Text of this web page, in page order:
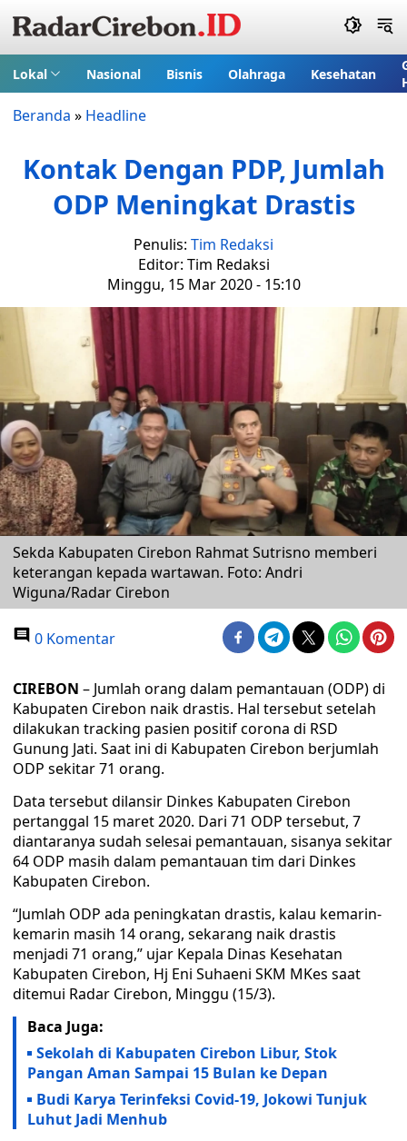
Lokal Nasional Bisnis Olahraga Kesehatan
Beranda » Headline
Kontak Dengan PDP, Jumlah
ODP Meningkat Drastis
Penulis: Tim Redaksi
Editor: Tim Redaksi
Minggu, 15 Mar 2020 - 15:10
Sekda Kabupaten Cirebon Rahmat Sutrisno memberi
keterangan kepada wartawan. Foto: Andri
Wiguna/Radar Cirebon
0 Komentar
CIREBON – Jumlah orang dalam pemantauan (ODP) di
Kabupaten Cirebon naik drastis. Hal tersebut setelah
dilakukan tracking pasien positif corona di RSD
Gunung Jati. Saat ini di Kabupaten Cirebon berjumlah
ODP sekitar 71 orang.
Data tersebut dilansir Dinkes Kabupaten Cirebon
pertanggal 15 maret 2020. Dari 71 ODP tersebut, 7
diantaranya sudah selesai pemantauan, sisanya sekitar
64 ODP masih dalam pemantauan tim dari Dinkes
Kabupaten Cirebon.
“Jumlah ODP ada peningkatan drastis, kalau kemarin-
kemarin masih 14 orang, sekarang naik drastis
menjadi 71 orang,” ujar Kepala Dinas Kesehatan
Kabupaten Cirebon, Hj Eni Suhaeni SKM MKes saat
ditemui Radar Cirebon, Minggu (15/3).
Baca Juga:
Sekolah di Kabupaten Cirebon Libur, Stok
Pangan Aman Sampai 15 Bulan ke Depan
Budi Karya Terinfeksi Covid-19, Jokowi Tunjuk
Luhut Jadi Menhub